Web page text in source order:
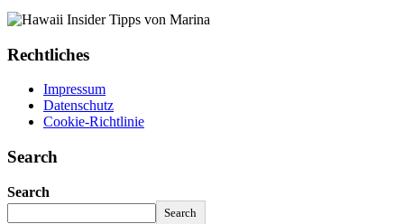
Rechtliches
Impressum
Datenschutz
Cookie-Richtlinie
Search
Search
Search